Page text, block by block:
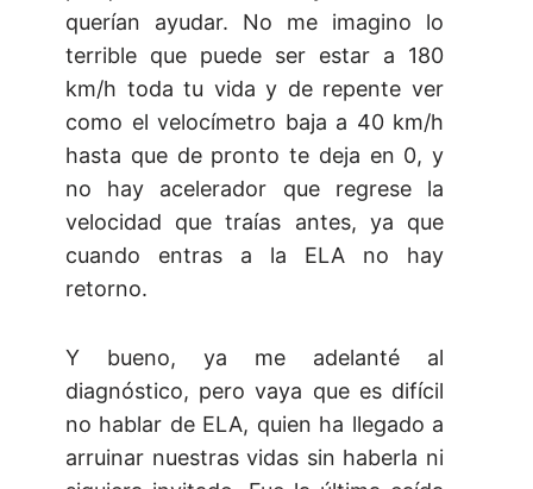
querían ayudar. No me imagino lo
terrible que puede ser estar a 180
km/h toda tu vida y de repente ver
como el velocímetro baja a 40 km/h
hasta que de pronto te deja en 0, y
no hay acelerador que regrese la
velocidad que traías antes, ya que
cuando entras a la ELA no hay
retorno.
Y bueno, ya me adelanté al
diagnóstico, pero vaya que es difícil
no hablar de ELA, quien ha llegado a
arruinar nuestras vidas sin haberla ni